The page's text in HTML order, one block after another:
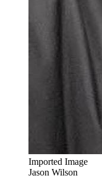
Imported Image
Jason Wilson